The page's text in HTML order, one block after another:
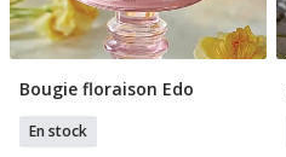
Ajouter Au Panier
Bougie floraison Edo
En stock